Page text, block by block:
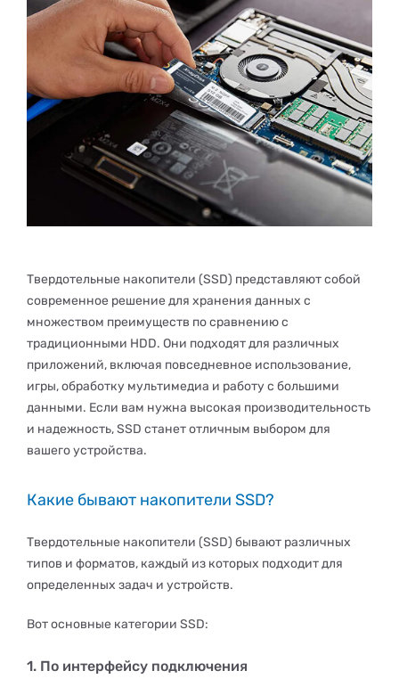
Твердотельные накопители (SSD) представляют собой
современное решение для хранения данных с
множеством преимуществ по сравнению с
традиционными HDD. Они подходят для различных
приложений, включая повседневное использование,
игры, обработку мультимедиа и работу с большими
данными. Если вам нужна высокая производительность
и надежность, SSD станет отличным выбором для
вашего устройства.
Какие бывают накопители SSD?
Твердотельные накопители (SSD) бывают различных
типов и форматов, каждый из которых подходит для
определенных задач и устройств.
Вот основные категории SSD:
1. По интерфейсу подключения